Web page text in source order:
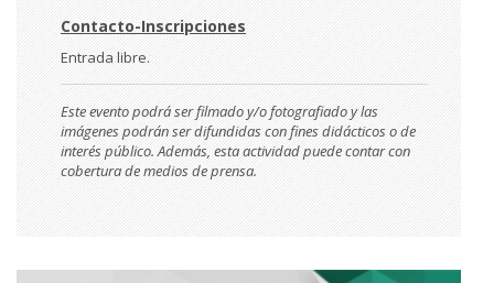
Contacto-Inscripciones
Entrada libre.
Este evento podrá ser filmado y/o fotografiado y las
imágenes podrán ser difundidas con fines didácticos o de
interés público. Además, esta actividad puede contar con
cobertura de medios de prensa.